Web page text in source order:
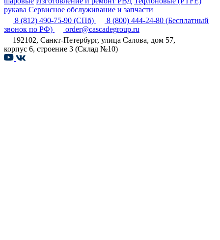
рукава Сервисное обслуживание и запчасти
8 (812) 490-75-90 (СПб) 8 (800) 444-24-80 (Бесплатный
звонок по РФ)
order@cascadegroup.ru
192102, Санкт-Петербург, улица Салова, дом 57,
корпус 6, строение 3 (Склад №10)